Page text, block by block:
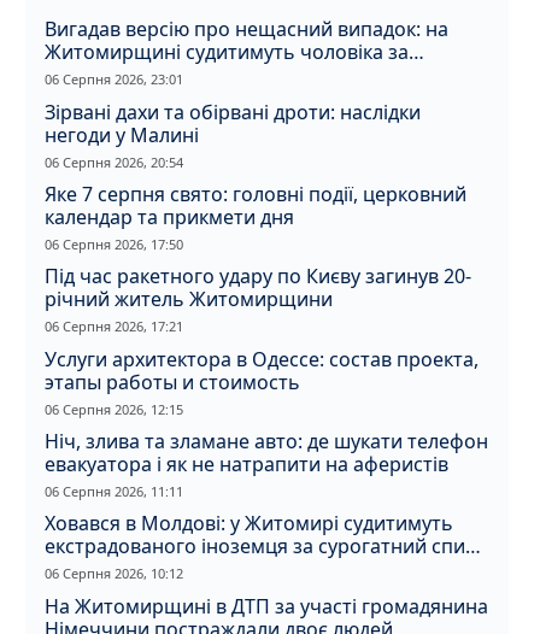
Вигадав версію про нещасний випадок: на
Житомирщині судитимуть чоловіка за
вбивство співмешканки
06 Серпня 2026, 23:01
Зірвані дахи та обірвані дроти: наслідки
негоди у Малині
06 Серпня 2026, 20:54
Яке 7 серпня свято: головні події, церковний
календар та прикмети дня
06 Серпня 2026, 17:50
Під час ракетного удару по Києву загинув 20-
річний житель Житомирщини
06 Серпня 2026, 17:21
Услуги архитектора в Одессе: состав проекта,
этапы работы и стоимость
06 Серпня 2026, 12:15
Ніч, злива та зламане авто: де шукати телефон
евакуатора і як не натрапити на аферистів
06 Серпня 2026, 11:11
Ховався в Молдові: у Житомирі судитимуть
екстрадованого іноземця за сурогатний спирт
і відмивання грошей
06 Серпня 2026, 10:12
На Житомирщині в ДТП за участі громадянина